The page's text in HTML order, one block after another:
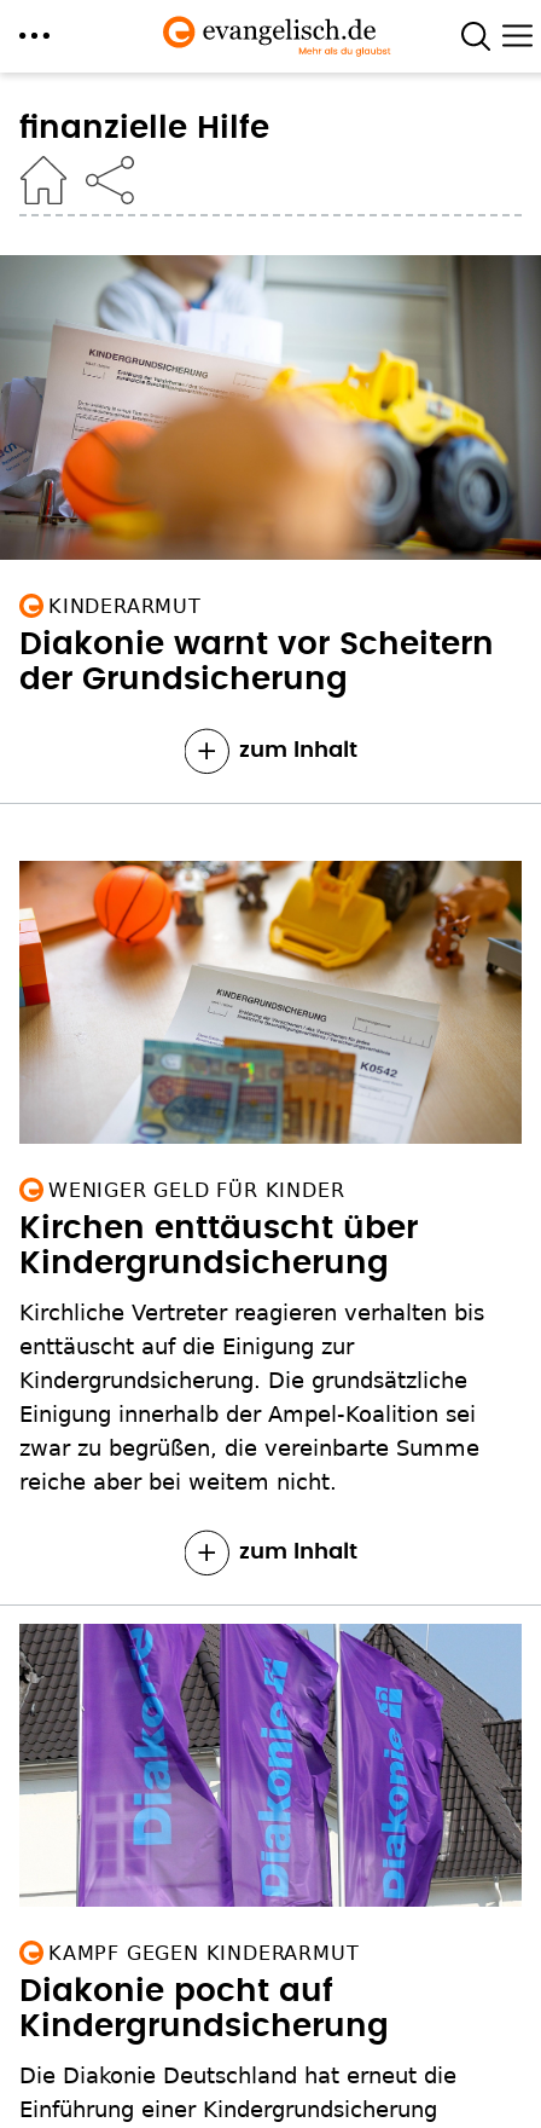
zum
Inhalt
finanzielle Hilfe
KINDERARMUT
Diakonie warnt vor Scheitern
der Grundsicherung
zum Inhalt
WENIGER GELD FÜR KINDER
Kirchen enttäuscht über
Kindergrundsicherung
Kirchliche Vertreter reagieren verhalten bis
enttäuscht auf die Einigung zur
Kindergrundsicherung. Die grundsätzliche
Einigung innerhalb der Ampel-Koalition sei
zwar zu begrüßen, die vereinbarte Summe
reiche aber bei weitem nicht.
zum Inhalt
KAMPF GEGEN KINDERARMUT
Diakonie pocht auf
Kindergrundsicherung
Die Diakonie Deutschland hat erneut die
Einführung einer Kindergrundsicherung